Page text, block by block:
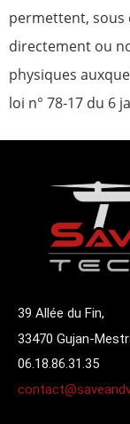
permettent, sous
directement ou
physiques
loi n° 78-17 du 6
39 Allée du Fin,
33470 Gujan-
06.18.86.31.35